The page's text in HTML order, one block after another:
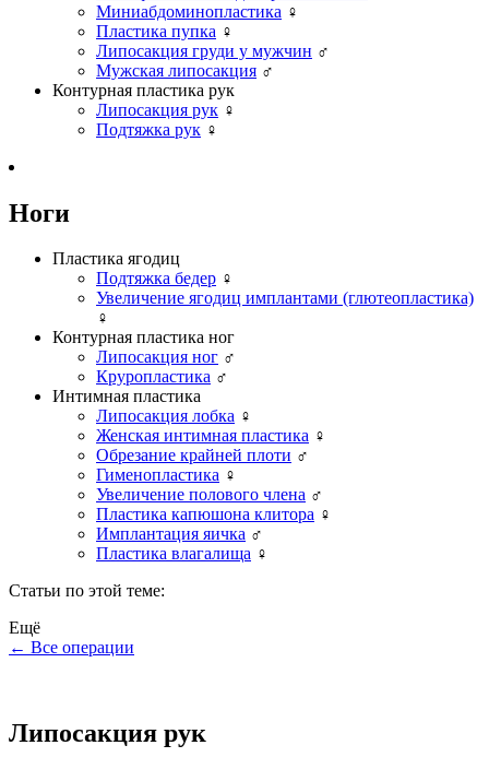
Миниабдоминопластика ♀
Пластика пупка ♀
Липосакция груди у мужчин ♂
Мужская липосакция ♂
Контурная пластика рук
Липосакция рук ♀
Подтяжка рук ♀
Ноги
Пластика ягодиц
Подтяжка бедер ♀
Увеличение ягодиц имплантами (глютеопластика)
♀
Контурная пластика ног
Липосакция ног ♂
Круропластика ♂
Интимная пластика
Липосакция лобка ♀
Женская интимная пластика ♀
Обрезание крайней плоти ♂
Гименопластика ♀
Увеличение полового члена ♂
Пластика капюшона клитора ♀
Имплантация яичка ♂
Пластика влагалища ♀
Статьи по этой теме:
Ещё
← Все операции
Липосакция рук